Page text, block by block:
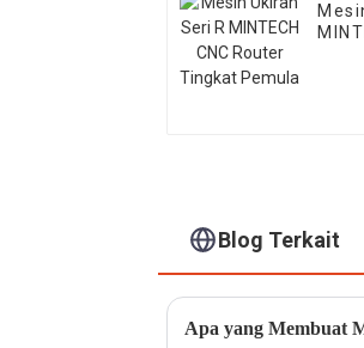
Blog Terkait
Apa yang Membuat